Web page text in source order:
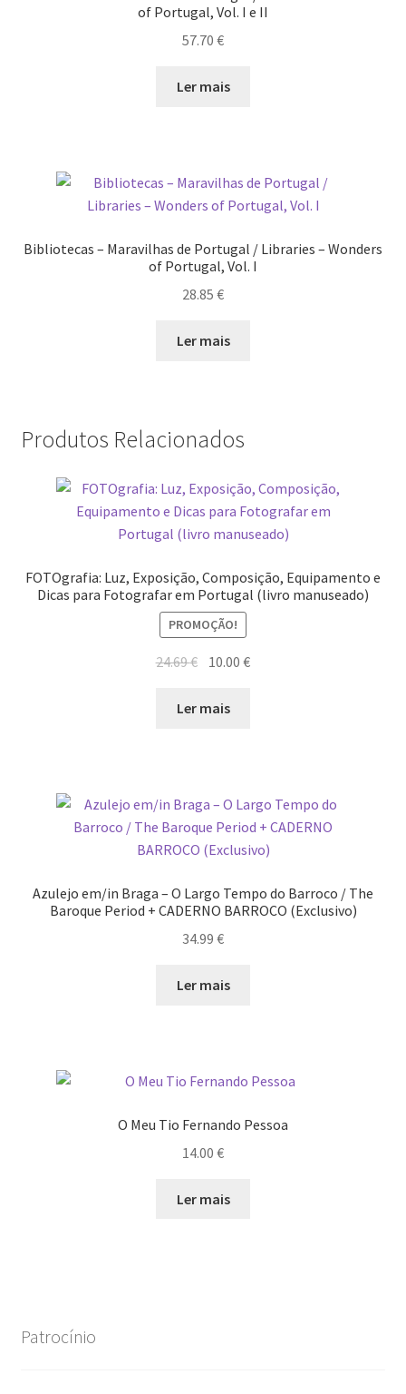
of Portugal, Vol. I e II
57.70 €
Ler mais
Bibliotecas – Maravilhas de Portugal / Libraries – Wonders
of Portugal, Vol. I
28.85 €
Ler mais
Produtos Relacionados
FOTOgrafia: Luz, Exposição, Composição, Equipamento e
Dicas para Fotografar em Portugal (livro manuseado)
PROMOÇÃO!
24.69€
original
10.00€O
Ler mais
Azulejo em/in Braga – O Largo Tempo do Barroco / The
Baroque Period + CADERNO BARROCO (Exclusivo)
34.99 €
Ler mais
O Meu Tio Fernando Pessoa
14.00 €
Ler mais
Patrocínio